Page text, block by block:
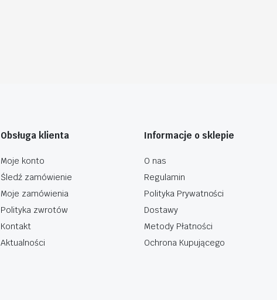
Obsługa klienta
Moje konto
Śledź zamówienie
Moje zamówienia
Polityka zwrotów
Kontakt
Aktualności
Informacje o sklepie
O nas
Regulamin
Polityka Prywatności
Dostawy
Metody Płatności
Ochrona Kupującego